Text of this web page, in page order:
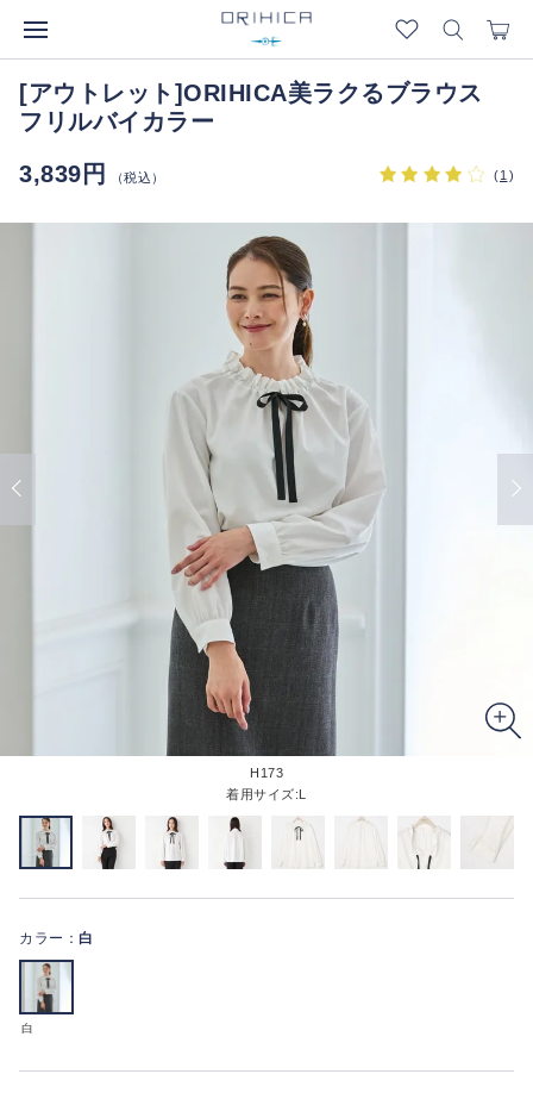
[アウトレット]ORIHICA美ラクるブラウス
フリルバイカラー
3,839円
（税込） (1 )
H173
着用サイズ:L
カラー： 白
白